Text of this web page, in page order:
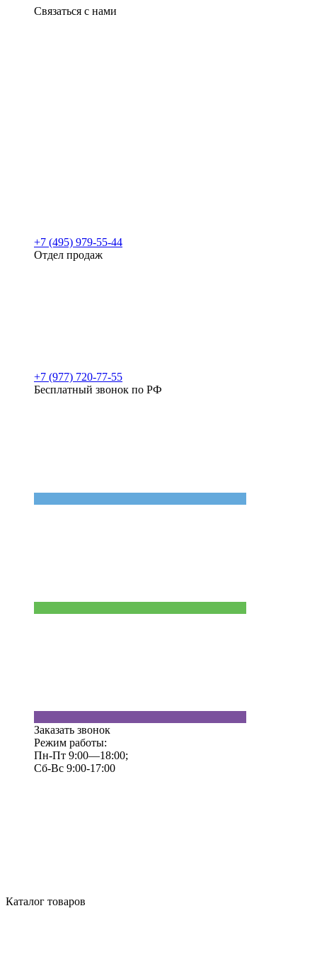
Связаться с нами
+7 (495) 979-55-44
Отдел продаж
+7 (977) 720-77-55
Бесплатный звонок по РФ
Заказать звонок
Режим работы:
Пн-Пт 9:00—18:00;
Сб-Вс 9:00-17:00
Каталог товаров